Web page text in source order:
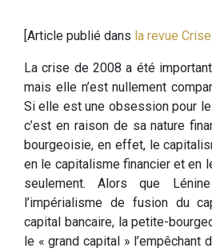
[Article publié dans la revue
La crise de 2008 a été
mais elle n’est nullement
Si elle est une obsession pour
c’est en raison de sa nature
bourgeoisie, en effet, le
en le capitalisme financier et en
seulement. Alors que
l’impérialisme de fusion du
capital bancaire, la petite-
le « grand capital » l’empêchant